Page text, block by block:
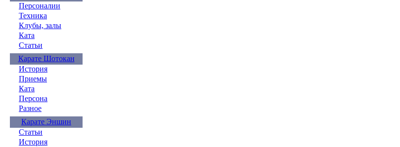
Персоналии
Техника
Клубы, залы
Ката
Статьи
Карате Шотокан
История
Приемы
Ката
Персона
Разное
Карате Эншин
Статьи
История